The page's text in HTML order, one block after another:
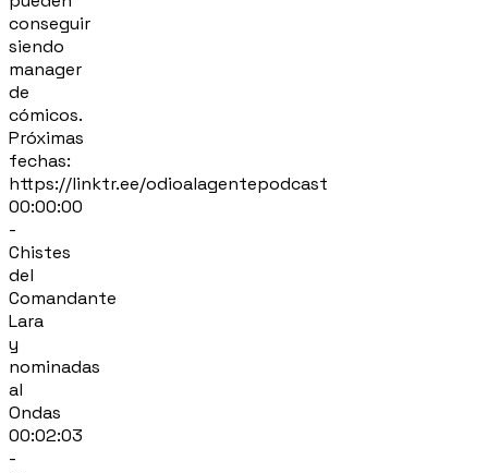
conseguir
siendo
manager
de
cómicos.
Próximas
fechas:
https://linktr.ee/odioalagentepodcast
00:00:00
-
Chistes
del
Comandante
Lara
y
nominadas
al
Ondas
00:02:03
-